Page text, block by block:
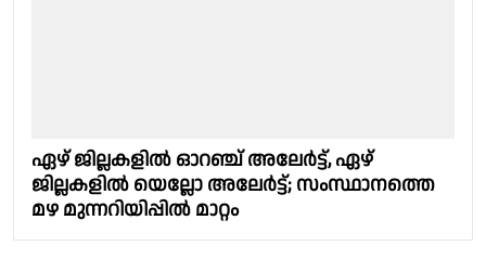
ഏഴ് ജില്ലകളിൽ ഓറഞ്ച് അലേർട്ട്, ഏഴ്
ജില്ലകളിൽ യെല്ലോ അലേർട്ട്; സംസ്ഥാനത്തെ
മഴ മുന്നറിയിപ്പിൽ മാറ്റം